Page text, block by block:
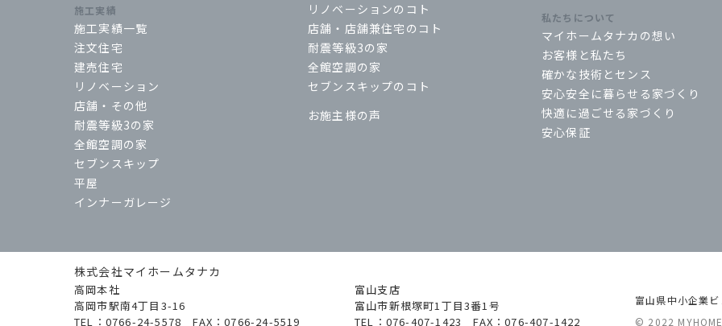
施工実績
施工実績一覧
注文住宅
建売住宅
リノベーション
店舗・その他
耐震等級3の家
全館空調の家
セブンスキップ
平屋
インナーガレージ
リノベーションのコト
店舗・店舗兼住宅のコト
耐震等級3の家
全館空調の家
セブンスキップのコト
お施主様の声
私たちについて
マイホームタナカの想い
お客様と私たち
確かな技術とセンス
安心安全に暮らせる家づくり
快適に過ごせる家づくり
安心保証
株式会社マイホームタナカ
高岡本社
高岡市駅南4丁目3-16
TEL：0766-24-5578 FAX：0766-24-5519
富山支店
富山市新根塚町1丁目3番1号
TEL：076-407-1423 FAX：076-407-1422
富山県中小企業
© 2022